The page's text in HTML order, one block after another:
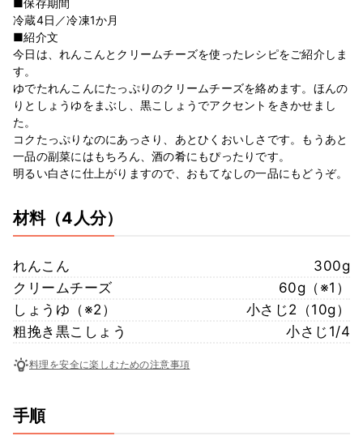
■保存期間
冷蔵4日／冷凍1か月
■紹介文
今日は、れんこんとクリームチーズを使ったレシピをご紹介しま
す。
ゆでたれんこんにたっぷりのクリームチーズを絡めます。ほんの
りとしょうゆをまぶし、黒こしょうでアクセントをきかせまし
た。
コクたっぷりなのにあっさり、あとひくおいしさです。もうあと
一品の副菜にはもちろん、酒の肴にもぴったりです。
明るい白さに仕上がりますので、おもてなしの一品にもどうぞ。
材料（4人分）
れんこん
300g
クリームチーズ
60g（※1）
しょうゆ（※2）
小さじ2（10g）
粗挽き黒こしょう
小さじ1/4
料理を安全に楽しむための注意事項
手順